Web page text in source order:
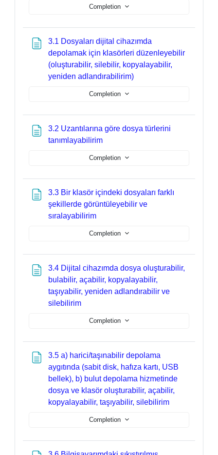
Completion
3.1 Dosyaları dijital cihazımda
depolamak için klasörleri düzenleyebilir
(oluşturabilir, silebilir, kopyalayabilir,
yeniden adlandırabilirim)Page
Completion
3.2 Uzantılarına göre dosya türlerini
tanımlayabilirimPage
Completion
3.3 Bir klasör içindeki dosyaları farklı
şekillerde görüntüleyebilir ve
sıralayabilirimPage
Completion
3.4 Dijital cihazımda dosya oluşturabilir,
bulabilir, açabilir, kopyalayabilir,
taşıyabilir, yeniden adlandırabilir ve
silebilirimPage
Completion
3.5 a) harici/taşınabilir depolama
aygıtında (sabit disk, hafıza kartı, USB
bellek), b) bulut depolama hizmetinde
dosya ve klasör oluşturabilir, açabilir,
kopyalayabilir, taşıyabilir, silebilirimPage
Completion